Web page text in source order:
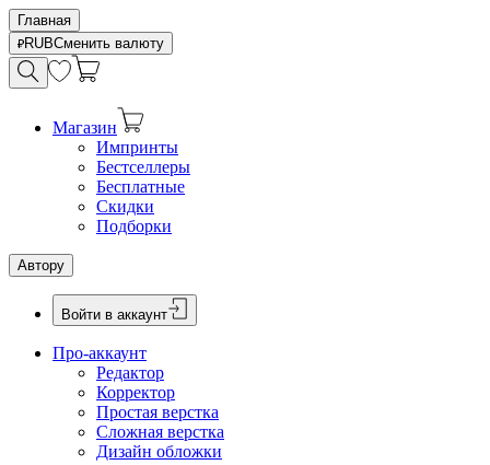
Главная
RUBСменить валюту
Магазин
Импринты
Бестселлеры
Бесплатные
Скидки
Подборки
Автору
Войти в аккаунт
Про-аккаунт
Редактор
Корректор
Простая верстка
Сложная верстка
Дизайн обложки